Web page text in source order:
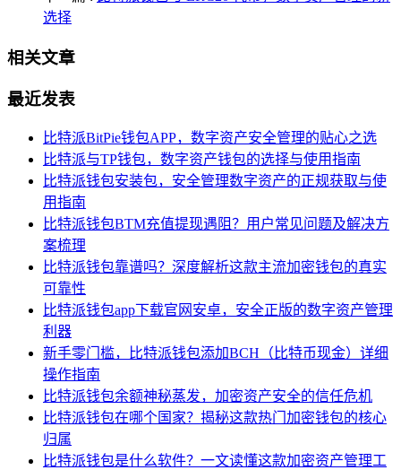
选择
相关文章
最近发表
比特派BitPie钱包APP，数字资产安全管理的贴心之选
比特派与TP钱包，数字资产钱包的选择与使用指南
比特派钱包安装包，安全管理数字资产的正规获取与使
用指南
比特派钱包BTM充值提现遇阻？用户常见问题及解决方
案梳理
比特派钱包靠谱吗？深度解析这款主流加密钱包的真实
可靠性
比特派钱包app下载官网安卓，安全正版的数字资产管理
利器
新手零门槛，比特派钱包添加BCH（比特币现金）详细
操作指南
比特派钱包余额神秘蒸发，加密资产安全的信任危机
比特派钱包在哪个国家？揭秘这款热门加密钱包的核心
归属
比特派钱包是什么软件？一文读懂这款加密资产管理工